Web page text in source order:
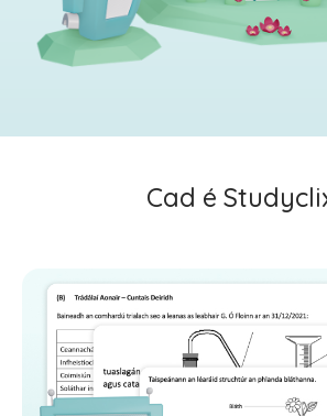
Cad é